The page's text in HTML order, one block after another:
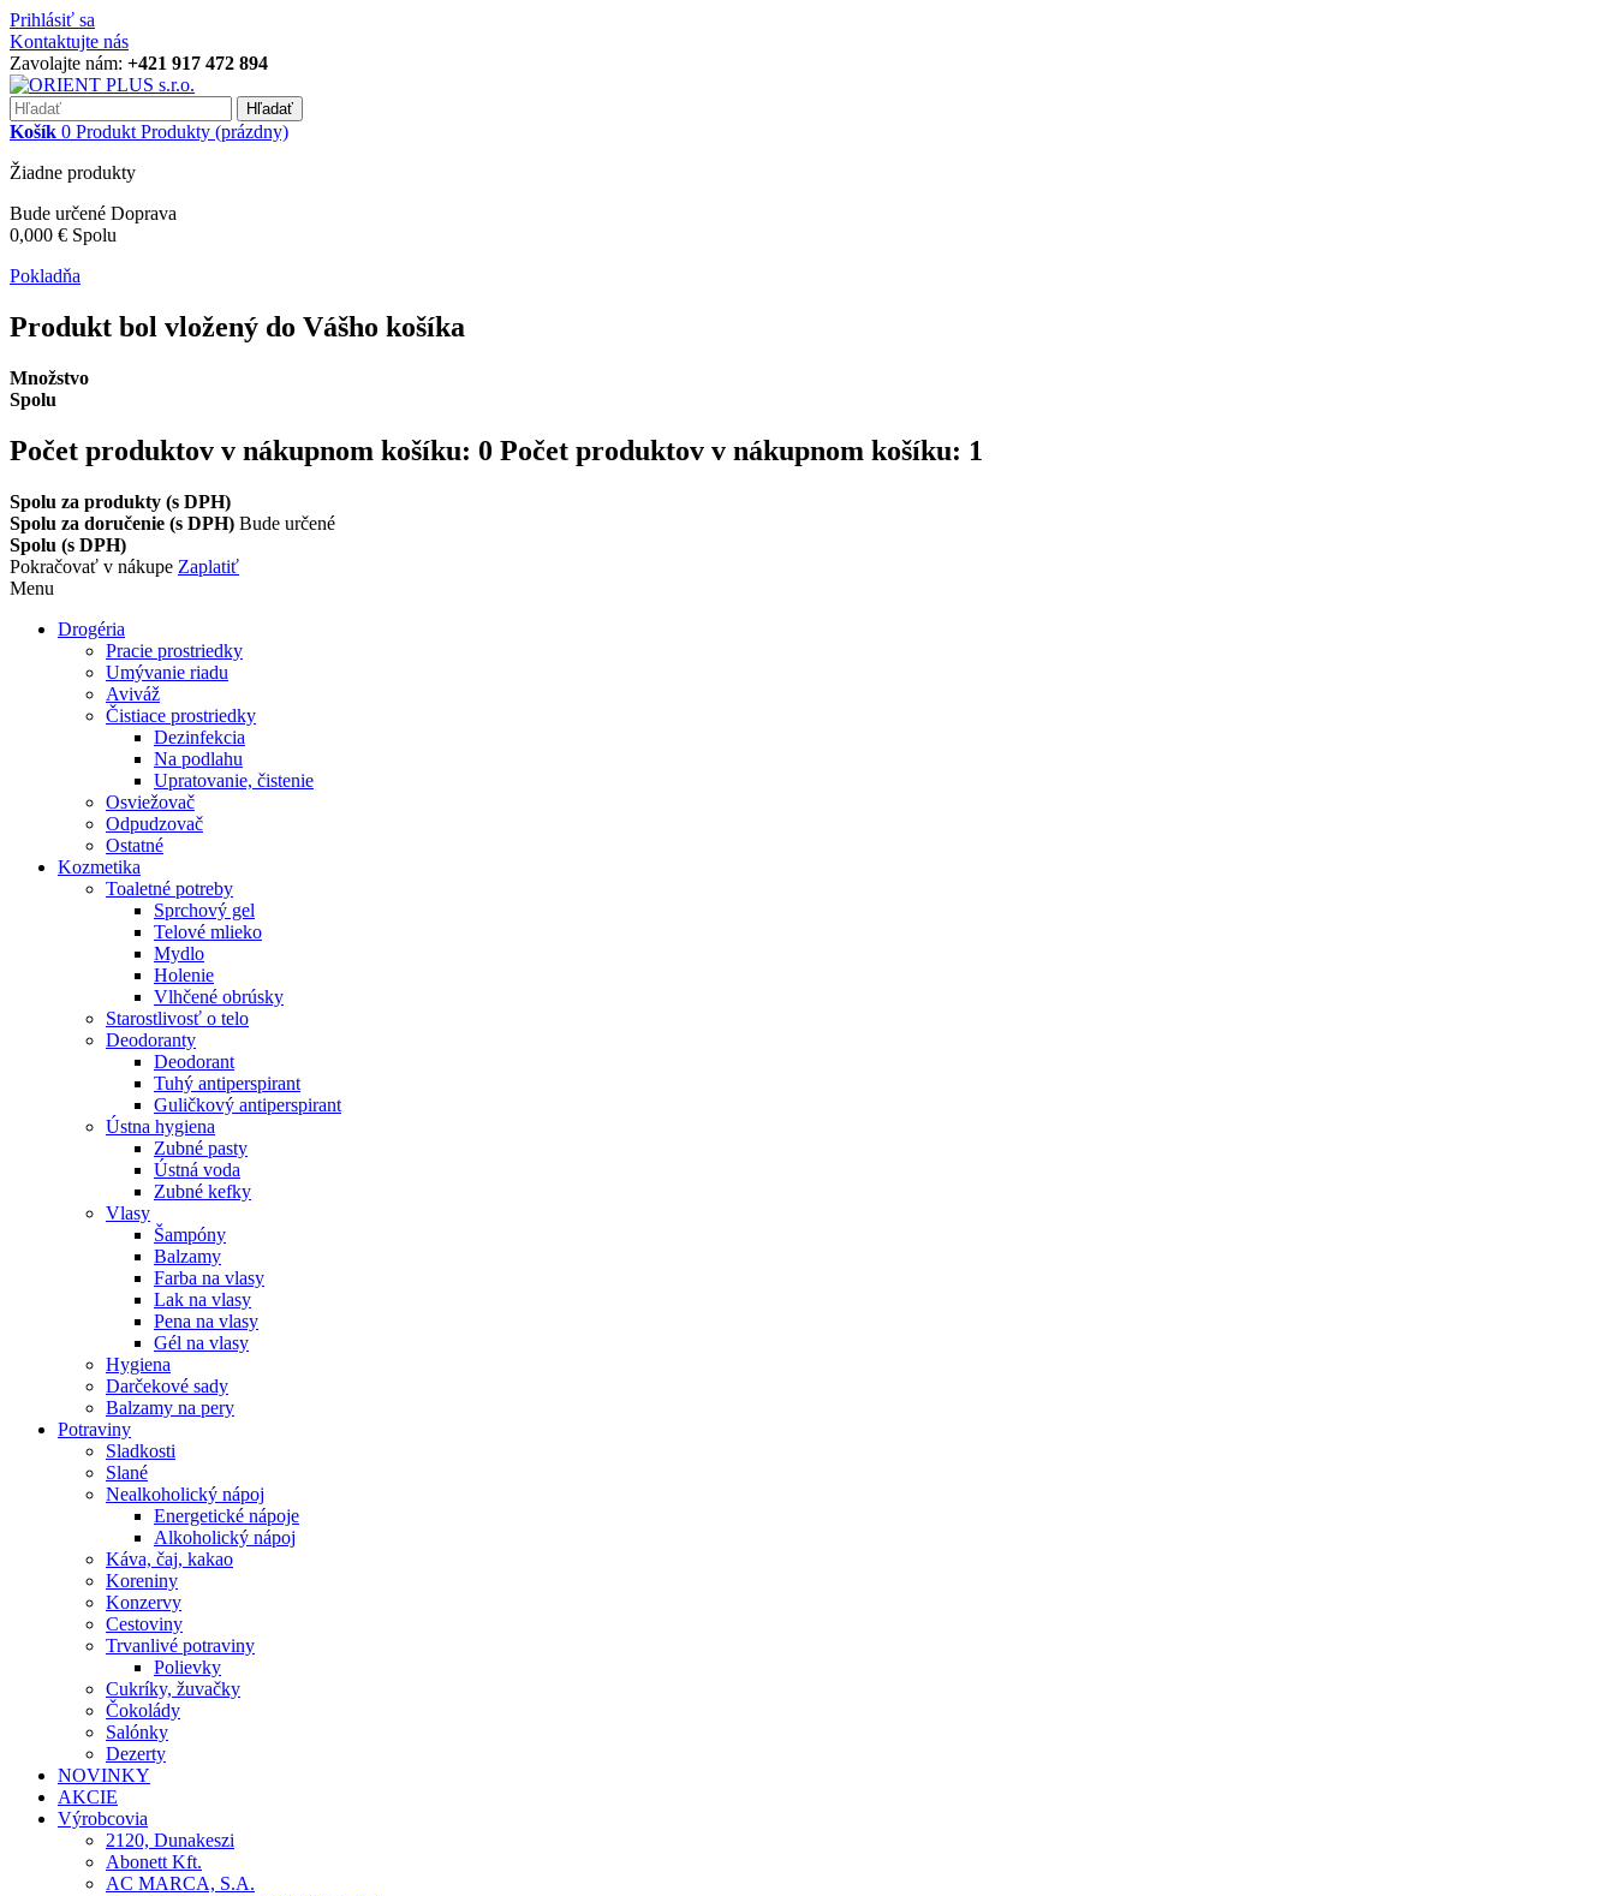
Prihlásiť sa
Kontaktujte nás
Zavolajte nám: +421 917 472 894
Hľadať
Košík 0 Produkt Produkty (prázdny)
Žiadne produkty
Bude určené Doprava
0,000 € Spolu
Pokladňa
Produkt bol vložený do Vášho košíka
Množstvo
Spolu
Počet produktov v nákupnom košíku: 0 Počet produktov v nákupnom košíku: 1
Spolu za produkty (s DPH)
Spolu za doručenie (s DPH) Bude určené
Spolu (s DPH)
Pokračovať v nákupe Zaplatiť
Menu
Drogéria
Pracie prostriedky
Umývanie riadu
Aviváž
Čistiace prostriedky
Dezinfekcia
Na podlahu
Upratovanie, čistenie
Osviežovač
Odpudzovač
Ostatné
Kozmetika
Toaletné potreby
Sprchový gel
Telové mlieko
Mydlo
Holenie
Vlhčené obrúsky
Starostlivosť o telo
Deodoranty
Deodorant
Tuhý antiperspirant
Guličkový antiperspirant
Ústna hygiena
Zubné pasty
Ústná voda
Zubné kefky
Vlasy
Šampóny
Balzamy
Farba na vlasy
Lak na vlasy
Pena na vlasy
Gél na vlasy
Hygiena
Darčekové sady
Balzamy na pery
Potraviny
Sladkosti
Slané
Nealkoholický nápoj
Energetické nápoje
Alkoholický nápoj
Káva, čaj, kakao
Koreniny
Konzervy
Cestoviny
Trvanlivé potraviny
Polievky
Cukríky, žuvačky
Čokolády
Salónky
Dezerty
NOVINKY
AKCIE
Výrobcovia
2120, Dunakeszi
Abonett Kft.
AC MARCA, S.A.